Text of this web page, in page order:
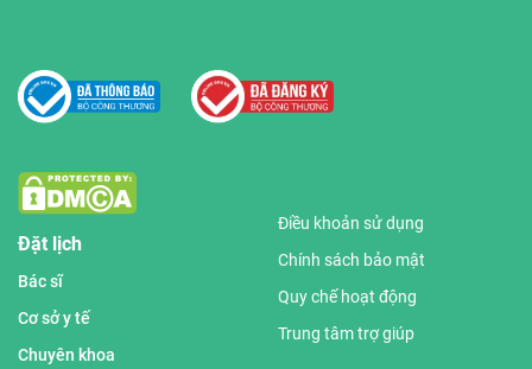
Đặt lịch
Bác sĩ
Cơ sở y tế
Chuyên khoa
Điều khoản sử dụng
Chính sách bảo mật
Quy chế hoạt động
Trung tâm trợ giúp